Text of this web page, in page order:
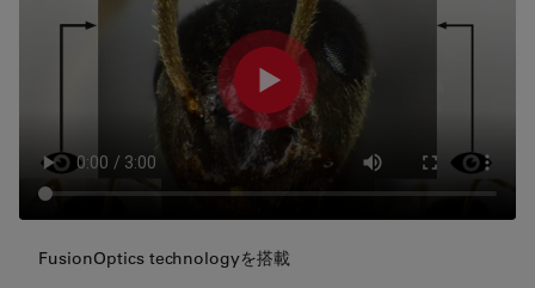
FusionOptics technologyを搭載